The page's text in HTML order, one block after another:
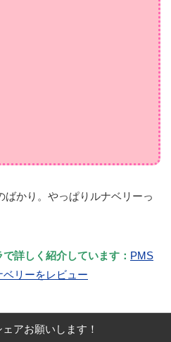
ばかり。やっぱりルナベリーっ
詳しく紹介しています： PMS
リーをレビュー
アお願いします！